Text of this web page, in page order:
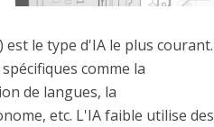
le type d'IA le plus courant.
comme la
de langues, la
etc. L'IA faible utilise des